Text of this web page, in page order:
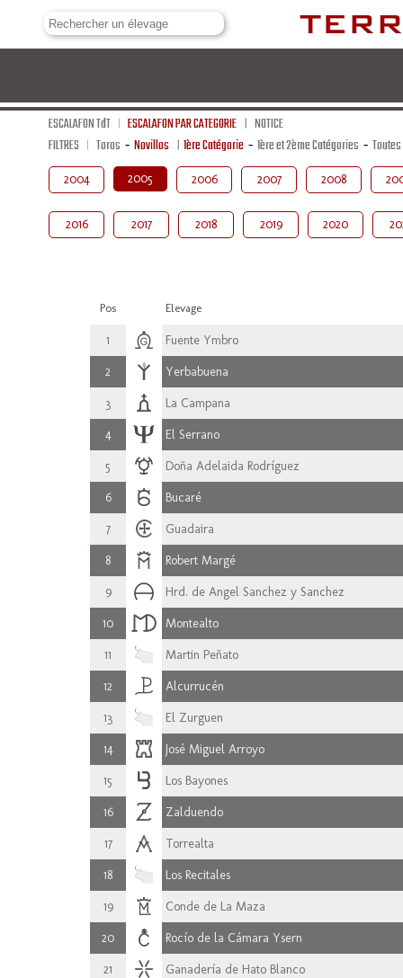
ESCALAFON TdT ESCALAFON PAR CATEGORIE
NOTICE
FILTRES
Toros - Novillos 1ère Catégorie - 1ère et 2ème Catégories -
2004 2005 2006 2007 2008
2016 2017 2018 2019 2020
Pos Elevage
1 Fuente Ymbro
2 Yerbabuena
3 La Campana
4 El Serrano
5 Doña Adelaida Rodríguez
6 Bucaré
7 Guadaira
8 Robert Margé
9 Hrd. de Angel Sanchez y Sanchez
10 Montealto
11 Martin Peñato
12 Alcurrucén
13 El Zurguen
14 José Miguel Arroyo
15 Los Bayones
16 Zalduendo
17 Torrealta
18 Los Recitales
19 Conde de La Maza
20 Rocío de la Cámara Ysern
21 Ganadería de Hato Blanco